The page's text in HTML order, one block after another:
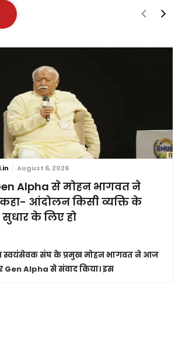
August 6, 2026
Alpha से मोहन भागवत ने
आंदोलन किसी व्यक्ति के
के लिए हो
स्वयंसेवक संघ के प्रमुख मोहन भागवत ने आज
Alpha से संवाद किया। इस